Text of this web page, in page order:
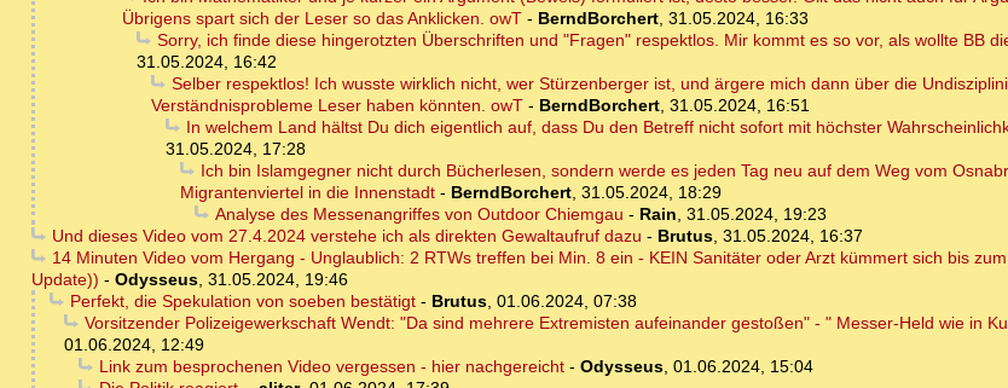
Übrigens spart sich der Leser so das Anklicken. owT - BerndBorchert, 31.05.2024, 16:33
Sorry, ich finde diese hingerotzten Überschriften und "Fragen" respektlos. Mir kommt es so vor, als wollte BB
31.05.2024, 16:42
Selber respektlos! Ich wusste wirklich nicht, wer Stürzenberger ist, und ärgere mich dann über die
Verständnisprobleme Leser haben könnten. owT - BerndBorchert, 31.05.2024, 16:51
In welchem Land hältst Du dich eigentlich auf, dass Du den Betreff nicht sofort mit höchster
31.05.2024, 17:28
Ich bin Islamgegner nicht durch Bücherlesen, sondern werde es jeden Tag neu auf dem Weg vom
Migrantenviertel in die Innenstadt - BerndBorchert, 31.05.2024, 18:29
Analyse des Messenangriffes von Outdoor Chiemgau - Rain, 31.05.2024, 19:23
Und dieses Video vom 27.4.2024 verstehe ich als direkten Gewaltaufruf dazu - Brutus, 31.05.2024, 16:37
14 Minuten Video vom Hergang - Unglaublich: 2 RTWs treffen bei Min. 8 ein - KEIN Sanitäter oder Arzt kümmert sich bis
Update)) - Odysseus, 31.05.2024, 19:46
Perfekt, die Spekulation von soeben bestätigt- Brutus, 01.06.2024, 07:38
Vorsitzender Polizeigewerkschaft Wendt: "Da sind mehrere Extremisten aufeinander gestoßen" - " Messer-Held wie in
01.06.2024, 12:49
Link zum besprochenen Video vergessen - hier nachgereicht- Odysseus, 01.06.2024, 15:04